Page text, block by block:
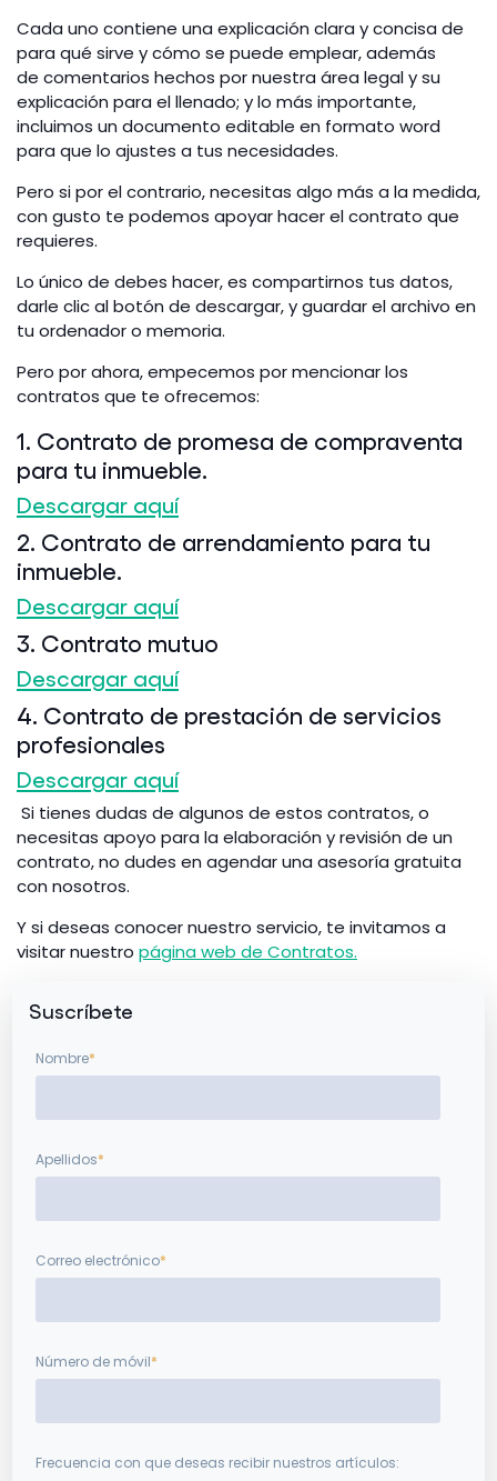
Cada uno contiene una explicación clara y concisa de
para qué sirve y cómo se puede emplear, además
de comentarios hechos por nuestra área legal y su
explicación para el llenado; y lo más importante,
incluimos un documento editable en formato word
para que lo ajustes a tus necesidades.
Pero si por el contrario, necesitas algo más a la medida,
con gusto te podemos apoyar hacer el contrato que
requieres.
Lo único de debes hacer, es compartirnos tus datos,
darle clic al botón de descargar, y guardar el archivo en
tu ordenador o memoria.
Pero por ahora, empecemos por mencionar los
contratos que te ofrecemos:
1. Contrato de promesa de compraventa
para tu inmueble.
Descargar aquí
2. Contrato de arrendamiento para tu
inmueble.
Descargar aquí
3. Contrato mutuo
Descargar aquí
4. Contrato de prestación de servicios
profesionales
Descargar aquí
Si tienes dudas de algunos de estos contratos, o
necesitas apoyo para la elaboración y revisión de un
contrato, no dudes en agendar una asesoría gratuita
con nosotros.
Y si deseas conocer nuestro servicio, te invitamos a
visitar nuestro página web de Contratos.
Suscríbete
Nombre*
Apellidos*
Correo electrónico*
Número de móvil*
Frecuencia con que deseas recibir nuestros artículos: